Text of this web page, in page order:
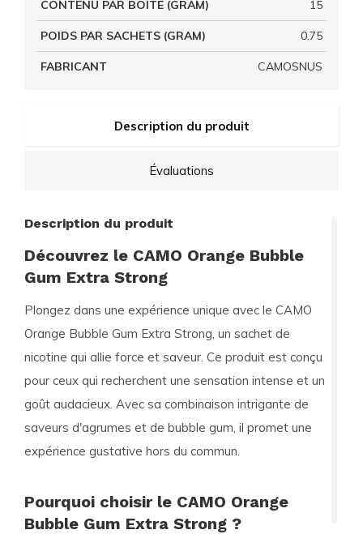
Description du produit
Évaluations
Description du produit
Découvrez le CAMO Orange Bubble
Gum Extra Strong
Plongez dans une expérience unique avec le CAMO
Orange Bubble Gum Extra Strong, un sachet de
nicotine qui allie force et saveur. Ce produit est conçu
pour ceux qui recherchent une sensation intense et un
goût audacieux. Avec sa combinaison intrigante de
saveurs d'agrumes et de bubble gum, il promet une
expérience gustative hors du commun.
Pourquoi choisir le CAMO Orange
Bubble Gum Extra Strong ?
CONTENU PAR BOITE (GRAM) 15
POIDS PAR SACHETS (GRAM) 0.75
FABRICANT CAMOSNUS